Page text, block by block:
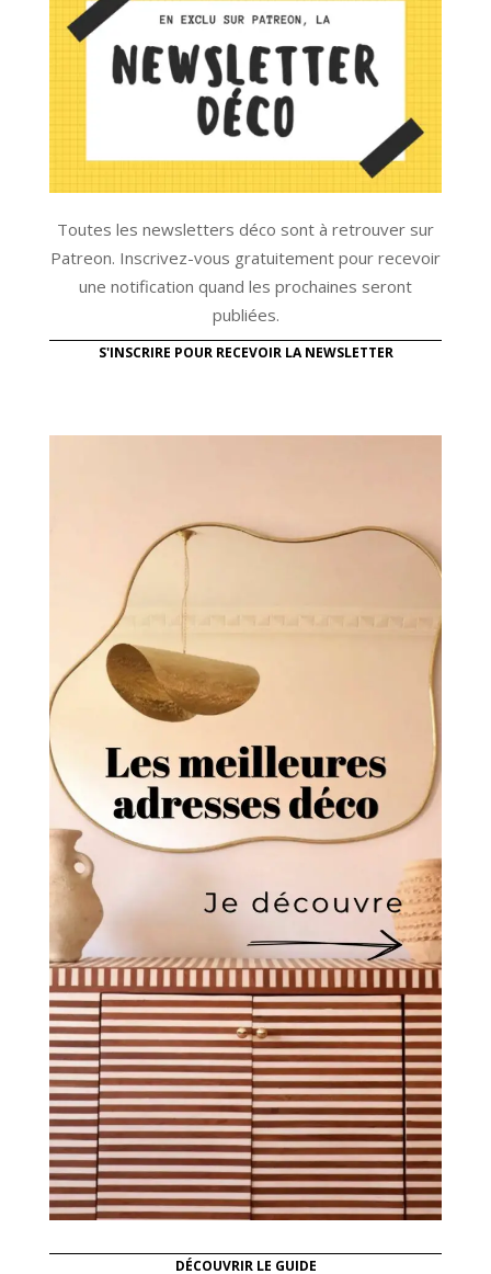
Toutes les newsletters déco sont à retrouver sur
Patreon. Inscrivez-vous gratuitement pour recevoir
une notification quand les prochaines seront
publiées.
S'INSCRIRE POUR RECEVOIR LA NEWSLETTER
DÉCOUVRIR LE GUIDE